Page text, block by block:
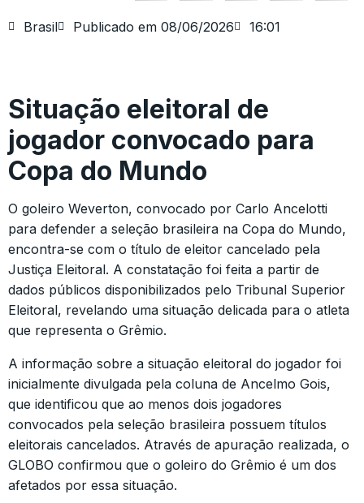
Brasil Publicado em 08/06/2026 16:01
Situação eleitoral de
jogador convocado para
Copa do Mundo
O goleiro Weverton, convocado por Carlo Ancelotti
para defender a seleção brasileira na Copa do Mundo,
encontra-se com o título de eleitor cancelado pela
Justiça Eleitoral. A constatação foi feita a partir de
dados públicos disponibilizados pelo Tribunal Superior
Eleitoral, revelando uma situação delicada para o atleta
que representa o Grêmio.
A informação sobre a situação eleitoral do jogador foi
inicialmente divulgada pela coluna de Ancelmo Gois,
que identificou que ao menos dois jogadores
convocados pela seleção brasileira possuem títulos
eleitorais cancelados. Através de apuração realizada, o
GLOBO confirmou que o goleiro do Grêmio é um dos
afetados por essa situação.